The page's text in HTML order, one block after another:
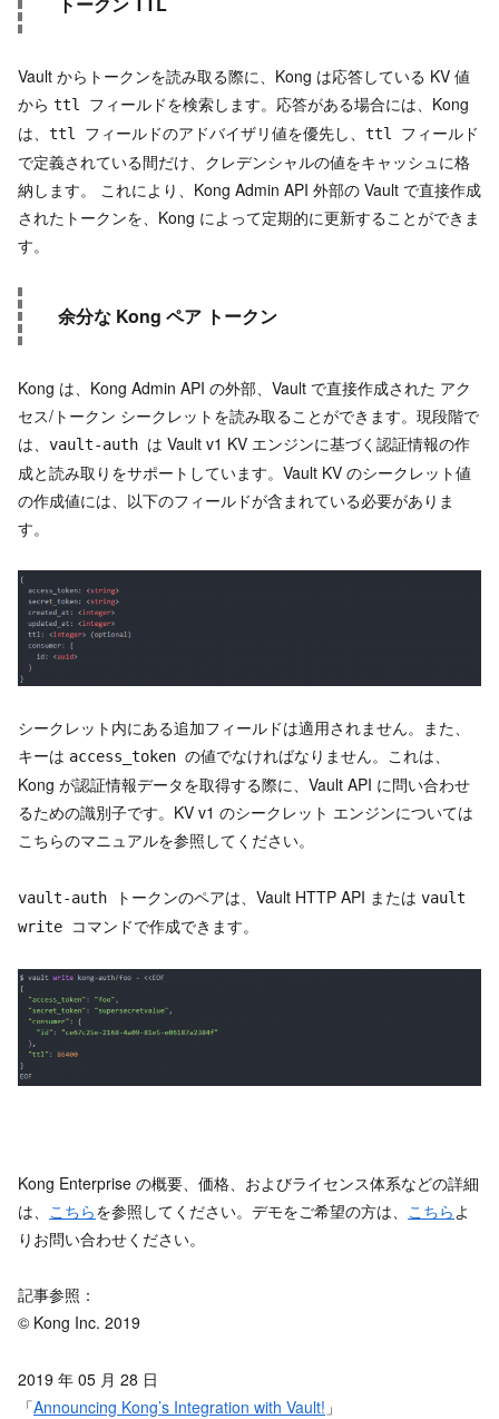
Vault からトークンを読み取る際に、Kong は応答している KV 値
から ttl フィールドを検索します。応答がある場合には、Kong
は、
ttl フィールドのアドバイザリ値を優先し、 ttl フィールド
で定義されている間だけ、クレデンシャルの値をキャッシュに格
納します。 これにより、Kong Admin API 外部の Vault で直接作成
されたトークンを、Kong によって定期的に更新することができま
す。
余分な Kong ペア トークン
Kong は、Kong Admin API の外部、Vault で直接作成された アク
セス/トークン シークレットを読み取ることができます。現段階で
は、
vault-auth は Vault v1 KV エンジンに基づく認証情報の作
成と読み取りをサポートしています。Vault KV のシークレット値
の作成値には、以下のフィールドが含まれている必要がありま
す。
シークレット内にある追加フィールドは適用されません。また、
キーは access_token の値でなければなりません。これは、
Kong が認証情報データを取得する際に、Vault API に問い合わせ
るための識別子です。KV v1 のシークレット エンジンについては
こちらのマニュアルを参照してください。
vault-auth トークンのペアは、Vault HTTP API または vault
write
コマンドで作成できます。
Kong Enterprise の概要、価格、およびライセンス体系などの詳細
は、 こちらを参照してください。デモをご希望の方は、 こちらよ
りお問い合わせください。
記事参照：
© Kong Inc. 2019
2019 年 05 月 28 日
「Announcing Kong’s Integration with Vault! 」